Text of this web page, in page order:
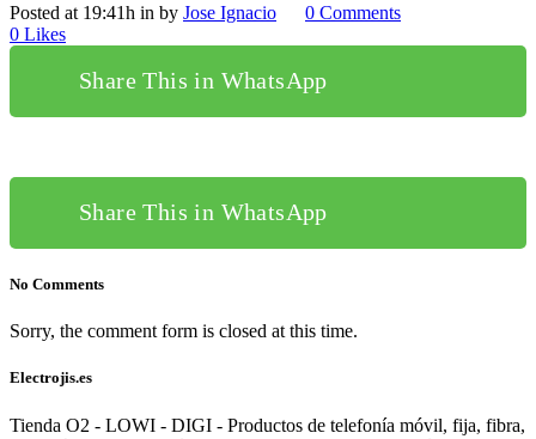
Posted at 19:41h in by Jose Ignacio
0 Comments
0 Likes
Share This in WhatsApp
Share This in WhatsApp
No Comments
Sorry, the comment form is closed at this time.
Electrojis.es
Tienda O2 - LOWI - DIGI - Productos de telefonía móvil, fija, fibra,